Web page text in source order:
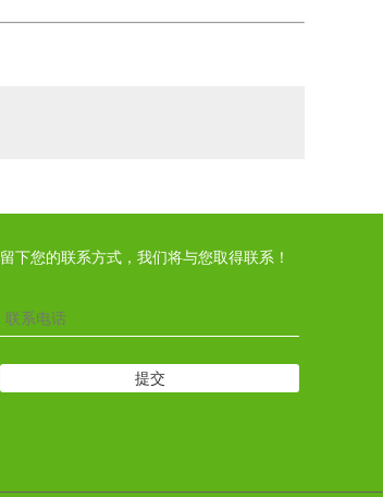
留下您的联系方式，我们将与您取得联系！
提交